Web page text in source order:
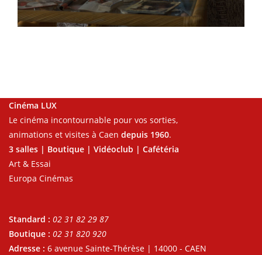
Cinéma LUX
Le cinéma incontournable pour vos sorties,
animations et visites à Caen depuis 1960.
3 salles | Boutique | Vidéoclub | Cafétéria
Art & Essai
Europa Cinémas
Standard : 02 31 82 29 87
Boutique : 02 31 820 920
Adresse : 6 avenue Sainte-Thérèse | 14000 - CAEN